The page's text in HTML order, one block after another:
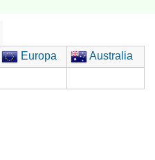
Europa
Australia